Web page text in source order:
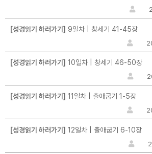
[성경읽기 하러가기] 9일차 | 창세기 41-45장
[성경읽기 하러가기] 10일차 | 창세기 46-50장
[성경읽기 하러가기] 11일차 | 출애굽기 1-5장
[성경읽기 하러가기] 12일차 | 출애굽기 6-10장